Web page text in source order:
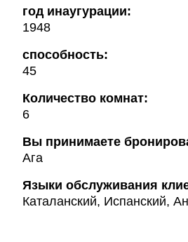
год инаугурации:
1948
способность:
45
Количество комнат:
6
Вы принимаете
Ага
Языки обслуживания
Каталанский, Испанский,